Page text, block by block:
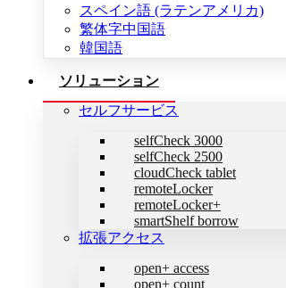
スペイン語 (ラテンアメリカ)
繁体字中国語
韓国語
ソリューション
セルフサービス
selfCheck 3000
selfCheck 2500
cloudCheck tablet
remoteLocker
remoteLocker+
smartShelf borrow
拡張アクセス
open+ access
open+ count